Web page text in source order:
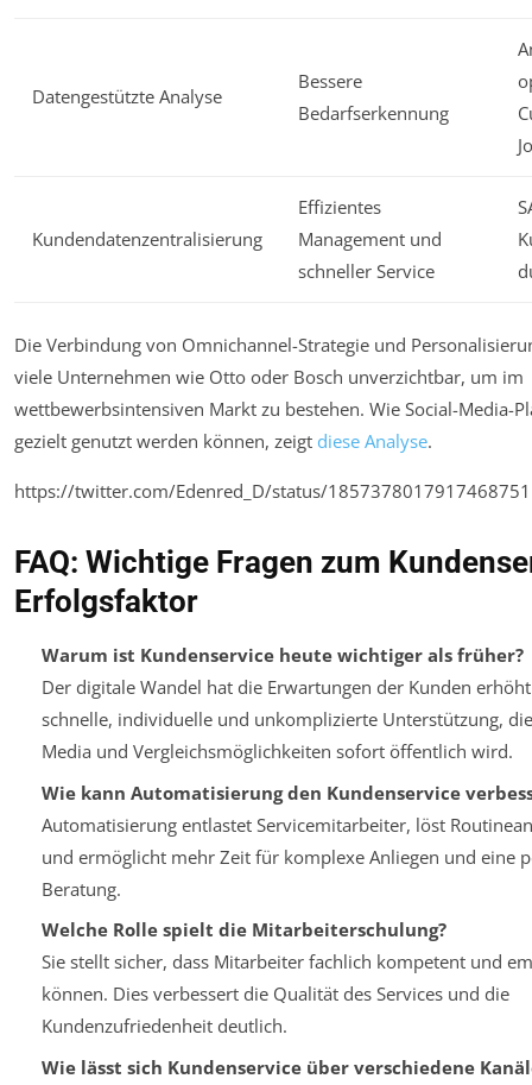
Datengestützte Analyse
Bessere
Bedarfserkennung
Kundendatenzentralisierung
Effizientes
Management und
schneller Service
Die Verbindung von Omnichannel-Strategie und
viele Unternehmen wie Otto oder Bosch unverzichtbar, um im
wettbewerbsintensiven Markt zu bestehen. Wie Social-Media-
gezielt genutzt werden können, zeigt diese Analyse.
https://twitter.com/Edenred_D/status/1857378017917468751
FAQ: Wichtige Fragen zum
Erfolgsfaktor
Warum ist Kundenservice heute wichtiger als früher?
Der digitale Wandel hat die Erwartungen der Kunden
schnelle, individuelle und unkomplizierte Unterstützung,
Media und Vergleichsmöglichkeiten sofort öffentlich wird.
Wie kann Automatisierung den Kundenservice
Automatisierung entlastet Servicemitarbeiter, löst
und ermöglicht mehr Zeit für komplexe Anliegen und eine
Beratung.
Welche Rolle spielt die Mitarbeiterschulung?
Sie stellt sicher, dass Mitarbeiter fachlich kompetent und
können. Dies verbessert die Qualität des Services und die
Kundenzufriedenheit deutlich.
Wie lässt sich Kundenservice über verschiedene